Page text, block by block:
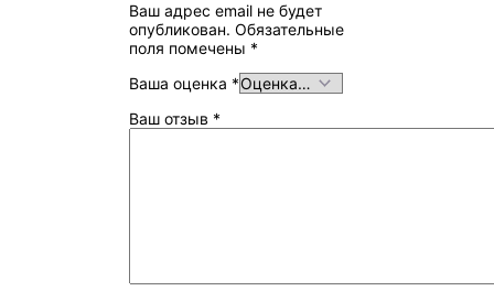
Ваш адрес email не будет
опубликован. Обязательные
поля помечены *
Ваша оценка *
Ваш отзыв *